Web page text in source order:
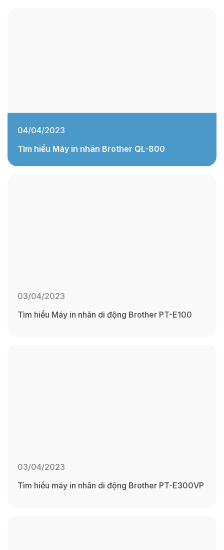
Tìm hiểu Máy in nhãn Brother QL-800
04/04/2023
Tìm hiểu Máy in nhãn di động Brother PT-E100
03/04/2023
Tìm hiểu máy in nhãn di động Brother PT-E300VP
03/04/2023